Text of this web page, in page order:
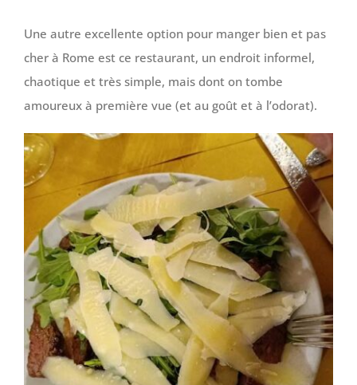
Une autre excellente option pour manger bien et pas
cher à Rome est ce restaurant, un endroit informel,
chaotique et très simple, mais dont on tombe
amoureux à première vue (et au goût et à l’odorat).